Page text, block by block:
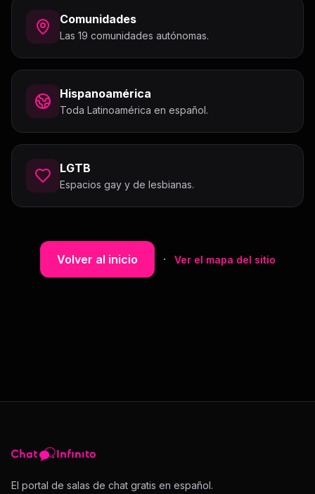
Comunidades
Las 19 comunidades autónomas.
Hispanoamérica
Toda Latinoamérica en español.
LGTB
Espacios gay y de lesbianas.
Volver al inicio · Ver el mapa del sitio
El portal de salas de chat gratis en español.